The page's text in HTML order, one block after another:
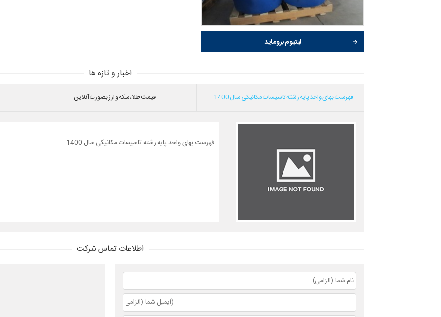
لیتیوم بروماید
اخبار و تازه ها
فهرست بهای واحد پایه رشته تاسیسات مکانیکی سال 1400... قیمت طلا،سکه و ارز بصورت آنلاین...
فهرست بهای واحد پایه رشته تاسیسات مکانیکی سال 1400
اطلاعات تماس شرکت